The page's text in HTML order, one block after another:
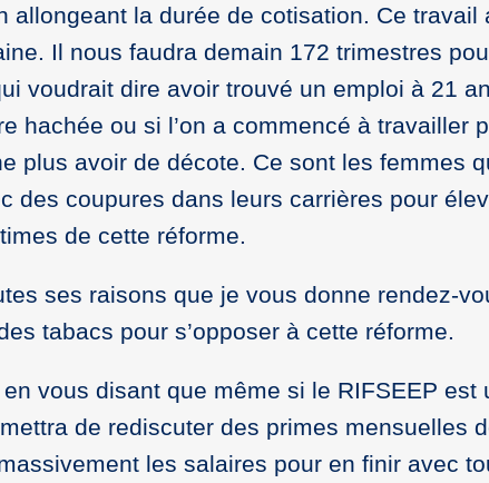
allongeant la durée de cotisation. Ce
Il nous faudra demain 172 trimestres
voudrait dire avoir trouvé un emploi à 21
hachée ou si l’on a commencé à travailler
plus avoir de décote. Ce sont les femmes
des coupures dans leurs carrières pour
de cette réforme.
ses raisons que je vous donne rendez-
tabacs pour s’opposer à cette réforme.
vous disant que même si le RIFSEEP est
de rediscuter des primes mensuelles
les salaires pour en finir avec